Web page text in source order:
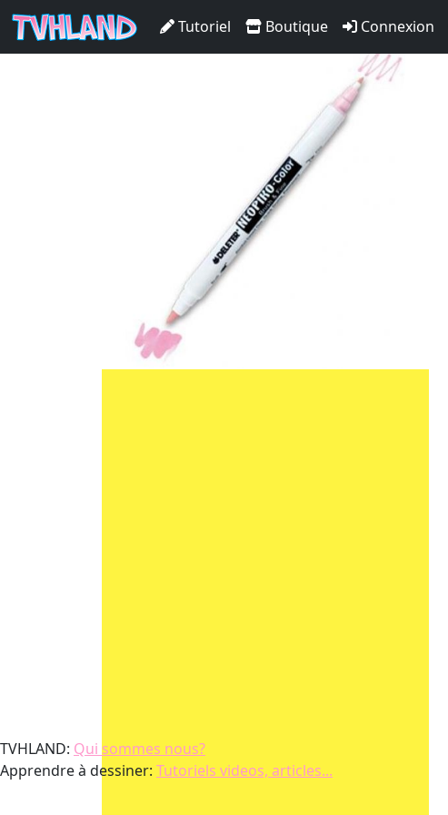
Tutoriel Boutique Connexion
Neopiko-Color 116 Yellow
TVHLAND: Qui sommes nous?
Apprendre à dessiner: Tutoriels videos, articles...